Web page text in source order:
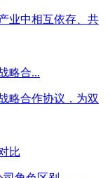
业中相互依存、共
略合...
略合作协议，为双
比